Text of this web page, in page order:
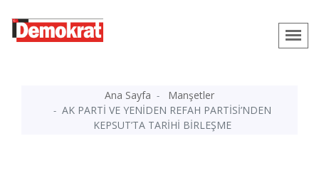
Ana Sayfa
Manşetler
AK PARTİ VE YENİDEN REFAH PARTİSİ’NDEN
KEPSUT’TA TARİHİ BİRLEŞME